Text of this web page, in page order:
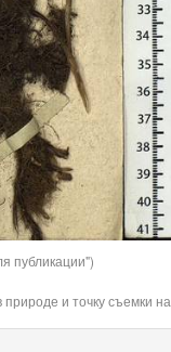
публикации")
и точку съемки на